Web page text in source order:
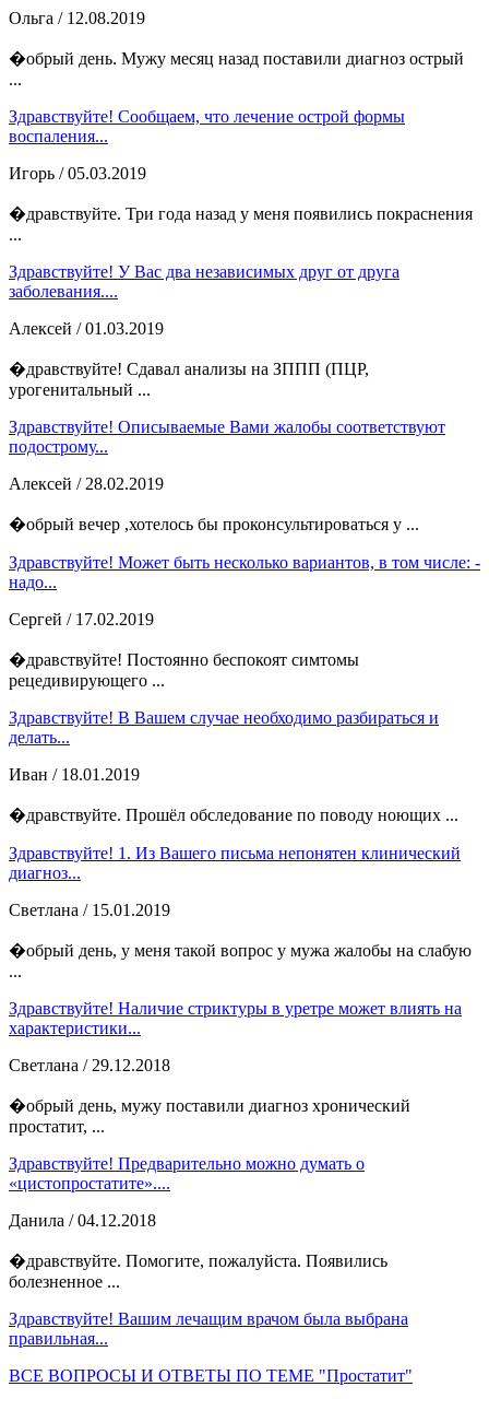
Ольга / 12.08.2019
�обрый день. Мужу месяц назад поставили диагноз острый
...
Здравствуйте! Сообщаем, что лечение острой формы
воспаления...
Игорь / 05.03.2019
�дравствуйте. Три года назад у меня появились покраснения
...
Здравствуйте! У Вас два независимых друг от друга
заболевания....
Алексей / 01.03.2019
�дравствуйте! Сдавал анализы на ЗППП (ПЦР,
урогенитальный ...
Здравствуйте! Описываемые Вами жалобы соответствуют
подострому...
Алексей / 28.02.2019
�обрый вечер ,хотелось бы проконсультироваться у ...
Здравствуйте! Может быть несколько вариантов, в том числе: -
надо...
Сергей / 17.02.2019
�дравствуйте! Постоянно беспокоят симтомы
рецедивирующего ...
Здравствуйте! В Вашем случае необходимо разбираться и
делать...
Иван / 18.01.2019
�дравствуйте. Прошёл обследование по поводу ноющих ...
Здравствуйте! 1. Из Вашего письма непонятен клинический
диагноз...
Светлана / 15.01.2019
�обрый день, у меня такой вопрос у мужа жалобы на слабую
...
Здравствуйте! Наличие стриктуры в уретре может влиять на
характеристики...
Светлана / 29.12.2018
�обрый день, мужу поставили диагноз хронический
простатит, ...
Здравствуйте! Предварительно можно думать о
«цистопростатите»....
Данила / 04.12.2018
�дравствуйте. Помогите, пожалуйста. Появились
болезненное ...
Здравствуйте! Вашим лечащим врачом была выбрана
правильная...
ВСЕ ВОПРОСЫ И ОТВЕТЫ ПО ТЕМЕ "Простатит"